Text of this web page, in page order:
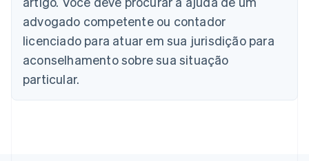
advogado competente ou contador
licenciado para atuar em sua jurisdição para
aconselhamento sobre sua situação
particular.
English
Canadá
English Français
China continental
简体中文 English
Chipre
Croácia